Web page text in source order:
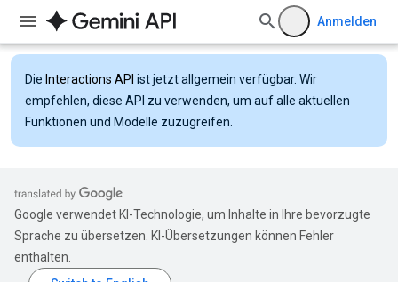
Anmelden
Die Interactions API ist jetzt allgemein verfügbar. Wir
empfehlen, diese API zu verwenden, um auf alle aktuellen
Funktionen und Modelle zuzugreifen.
Google verwendet KI-Technologie, um Inhalte in Ihre bevorzugte
Sprache zu übersetzen. KI-Übersetzungen können Fehler
enthalten.